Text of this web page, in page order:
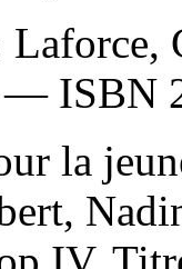
Laforce,
— ISBN
la